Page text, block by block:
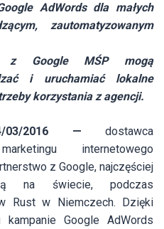
AdWords dla małych
zautomatyzowanym
z Google MŚP mogą
i uruchamiać lokalne
korzystania z agencji.
03/2016 — dostawca
internetowego
z Google, najczęściej
na świecie, podczas
Rust w Niemczech. Dzięki
kampanie Google AdWords